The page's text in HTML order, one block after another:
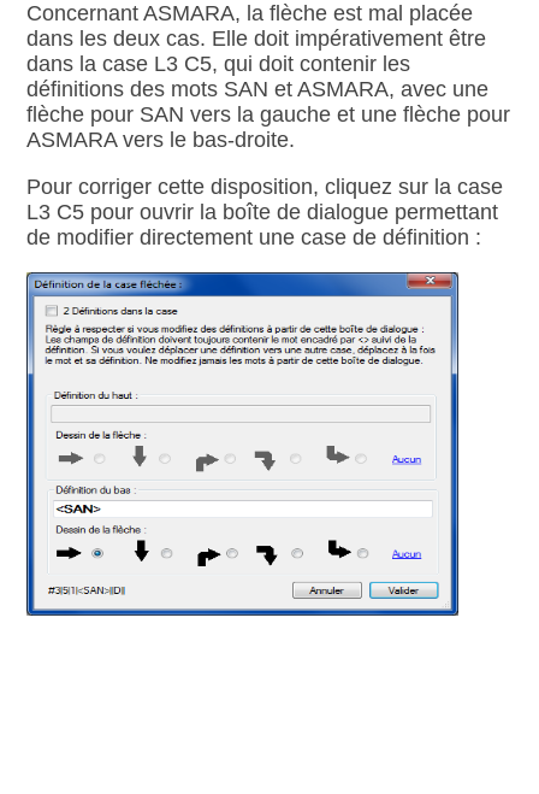
Concernant ASMARA, la flèche est mal placée
dans les deux cas. Elle doit impérativement être
dans la case L3 C5, qui doit contenir les
définitions des mots SAN et ASMARA, avec une
flèche pour SAN vers la gauche et une flèche pour
ASMARA vers le bas‑droite.
Pour corriger cette disposition, cliquez sur la case
L3 C5 pour ouvrir la boîte de dialogue permettant
de modifier directement une case de définition :